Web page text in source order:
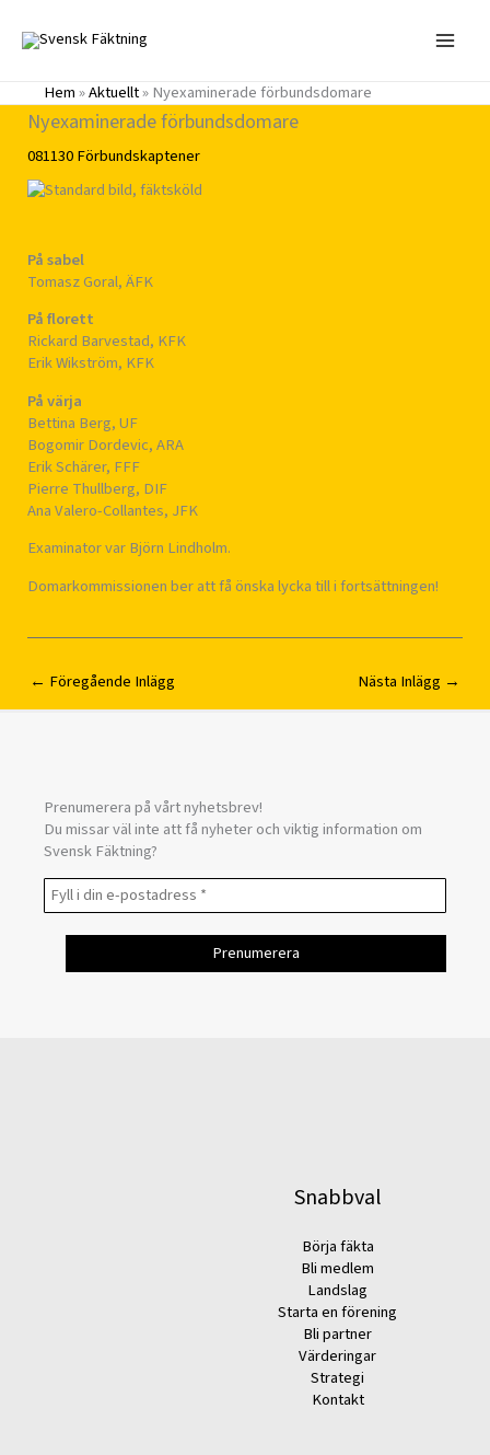
innehåll
Hem»Aktuellt»Nyexaminerade förbundsdomare
Nyexaminerade förbundsdomare
081130Förbundskaptener
På sabel
Tomasz Goral, ÄFK
På florett
Rickard Barvestad, KFK
Erik Wikström, KFK
På värja
Bettina Berg, UF
Bogomir Dordevic, ARA
Erik Schärer, FFF
Pierre Thullberg, DIF
Ana Valero-Collantes, JFK
Examinator var Björn Lindholm.
Domarkommissionen ber att få önska lycka till i fortsättningen!
← Föregående Inlägg Nästa Inlägg →
Prenumerera på vårt nyhetsbrev!
Du missar väl inte att få nyheter och viktig information om
Svensk Fäktning?
Snabbval
Börja fäkta
Bli medlem
Landslag
Starta en förening
Bli partner
Värderingar
Strategi
Kontakt